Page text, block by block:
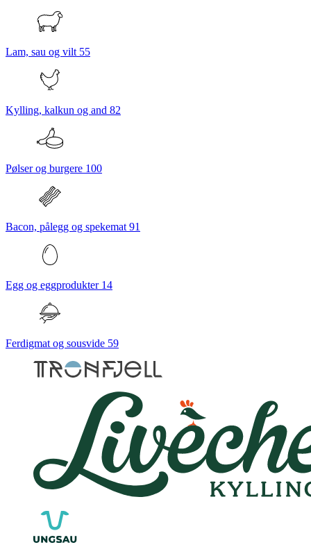
Lam, sau og vilt 55
Kylling, kalkun og and 82
Pølser og burgere 100
Bacon, pålegg og spekemat 91
Egg og eggprodukter 14
Ferdigmat og sousvide 59